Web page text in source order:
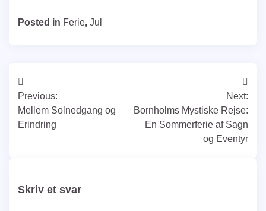
Posted in Ferie, Jul
Previous:
Mellem Solnedgang og
Erindring
Next:
Bornholms Mystiske Rejse:
En Sommerferie af Sagn
og Eventyr
Skriv et svar